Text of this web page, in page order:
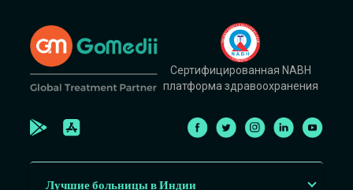
Сертифицированная NABH
платформа здравоохранения
Лучшие больницы в Индии